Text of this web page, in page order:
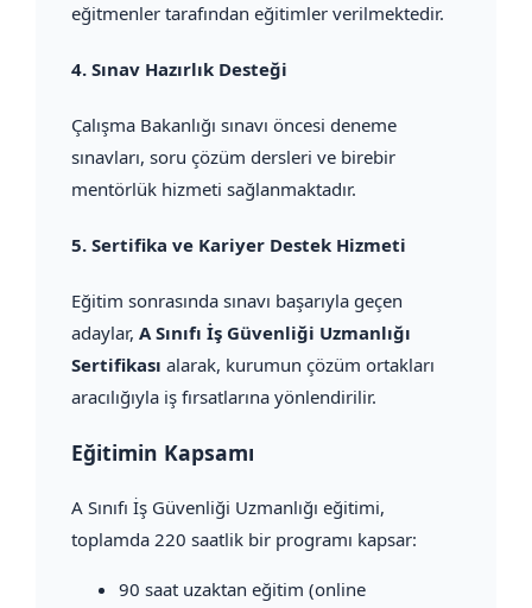
eğitmenler tarafından eğitimler verilmektedir.
4. Sınav Hazırlık Desteği
Çalışma Bakanlığı sınavı öncesi deneme
sınavları, soru çözüm dersleri ve birebir
mentörlük hizmeti sağlanmaktadır.
5. Sertifika ve Kariyer Destek Hizmeti
Eğitim sonrasında sınavı başarıyla geçen
adaylar, A Sınıfı İş Güvenliği Uzmanlığı
Sertifikası alarak, kurumun çözüm ortakları
aracılığıyla iş fırsatlarına yönlendirilir.
Eğitimin Kapsamı
A Sınıfı İş Güvenliği Uzmanlığı eğitimi,
toplamda 220 saatlik bir programı kapsar:
90 saat uzaktan eğitim (online